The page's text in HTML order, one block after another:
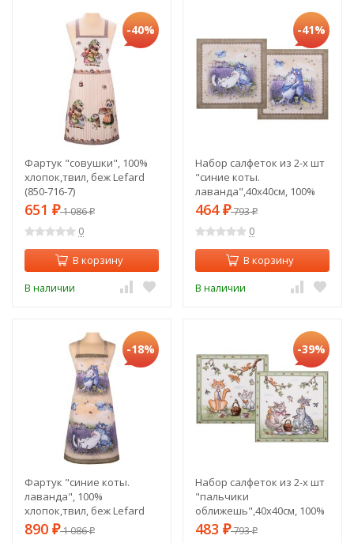
-40%
Фартук "совушки", 100%
хлопок,твил, беж Lefard
(850-716-7)
651 ₽1 086₽
0
В корзину
В наличии
-41%
Набор салфеток из 2-х шт
"синие коты.
лаванда",40х40см, 100%
хлопок,твил, беж Lefard
(850-718-81)
464 ₽793₽
0
В корзину
В наличии
-18%
Фартук "синие коты.
лаванда", 100%
хлопок,твил, беж Lefard
(850-718-7)
890 ₽1 086₽
-39%
Набор салфеток из 2-х шт
"пальчики
оближешь",40х40см, 100%
хлопок,твил Lefard (850-
483 ₽793₽